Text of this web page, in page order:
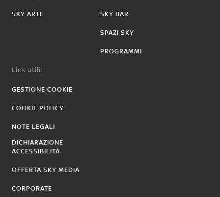
SKY ARTE SKY BAR
SPAZI SKY
PROGRAMMI
Link utili:
GESTIONE COOKIE
COOKIE POLICY
NOTE LEGALI
DICHIARAZIONE
ACCESSIBILITÀ
OFFERTA SKY MEDIA
CORPORATE